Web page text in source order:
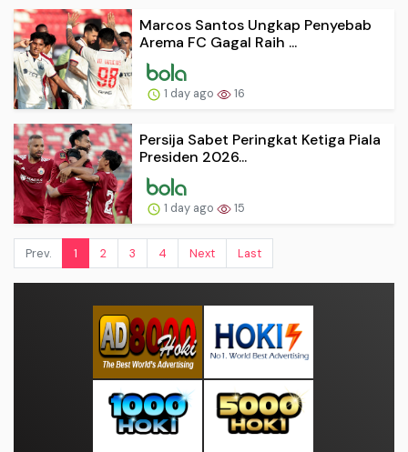
Marcos Santos Ungkap Penyebab
Arema FC Gagal Raih ...
1 day ago 16
Persija Sabet Peringkat Ketiga Piala
Presiden 2026...
1 day ago 15
Prev. 1 2 3 4 Next Last